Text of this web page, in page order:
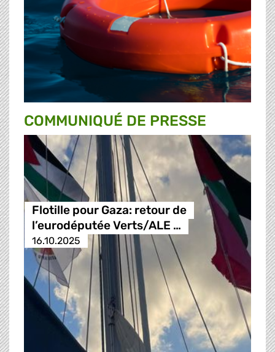
COMMUNIQUÉ DE PRESSE
Flotille pour Gaza: retour de
l’eurodéputée Verts/ALE …
16.10.2025